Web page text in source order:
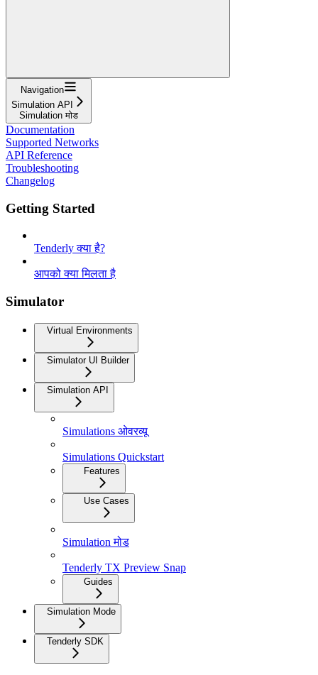
Navigation
Simulation API
Simulation मोड
Documentation
Supported Networks
API Reference
Troubleshooting
Changelog
Getting Started
Tenderly क्या है?
आपको क्या मिलता है
Simulator
Virtual Environments
Simulator UI Builder
Simulation API
Simulations ओवरव्यू
Simulations Quickstart
Features
Use Cases
Simulation मोड
Tenderly TX Preview Snap
Guides
Simulation Mode
Tenderly SDK